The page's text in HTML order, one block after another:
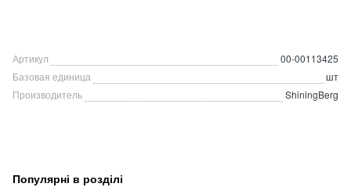
Артикул
00-00113425
Базовая единица
шт
Производитель
ShiningBerg
Популярні в розділі